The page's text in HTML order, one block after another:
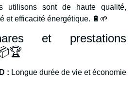
utilisons sont de haute qualité,
et efficacité énergétique. 🔋🌱
et prestations
: Longue durée de vie et économie